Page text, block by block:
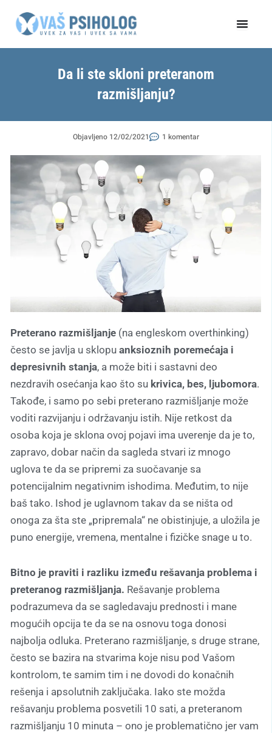
Da li ste skloni preteranom
razmišljanju?
Objavljeno 12/02/2021 1 komentar
Preterano razmišljanje (na engleskom overthinking)
često se javlja u sklopu anksioznih poremećaja i
depresivnih stanja, a može biti i sastavni deo
nezdravih osećanja kao što su krivica, bes, ljubomora.
Takođe, i samo po sebi preterano razmišljanje može
voditi razvijanju i održavanju istih. Nije retkost da
osoba koja je sklona ovoj pojavi ima uverenje da je to,
zapravo, dobar način da sagleda stvari iz mnogo
uglova te da se pripremi za suočavanje sa
potencijalnim negativnim ishodima. Međutim, to nije
baš tako. Ishod je uglavnom takav da se ništa od
onoga za šta ste „pripremala“ ne obistinjuje, a uložila je
puno energije, vremena, mentalne i fizičke snage u to.
Bitno je praviti i razliku između rešavanja problema i
preteranog razmišljanja. Rešavanje problema
podrazumeva da se sagledavaju prednosti i mane
mogućih opcija te da se na osnovu toga donosi
najbolja odluka. Preterano razmišljanje, s druge strane,
često se bazira na stvarima koje nisu pod Vašom
kontrolom, te samim tim i ne dovodi do konačnih
rešenja i apsolutnih zaključaka. Iako ste možda
rešavanju problema posvetili 10 sati, a preteranom
razmišljanju 10 minuta – ono je problematično jer vam